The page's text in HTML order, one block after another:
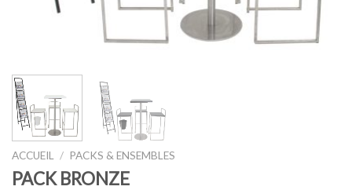
ACCUEIL / PACKS & ENSEMBLES
PACK BRONZE